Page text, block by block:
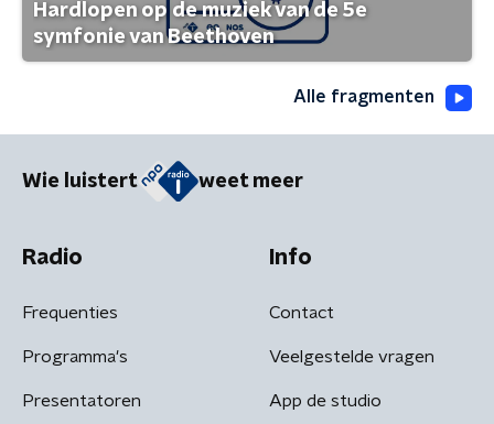
Hardlopen op de muziek van de 5e
symfonie van Beethoven
Alle fragmenten
Wie luistert weet meer
Radio
Frequenties
Programma's
Presentatoren
Info
Contact
Veelgestelde vragen
App de studio